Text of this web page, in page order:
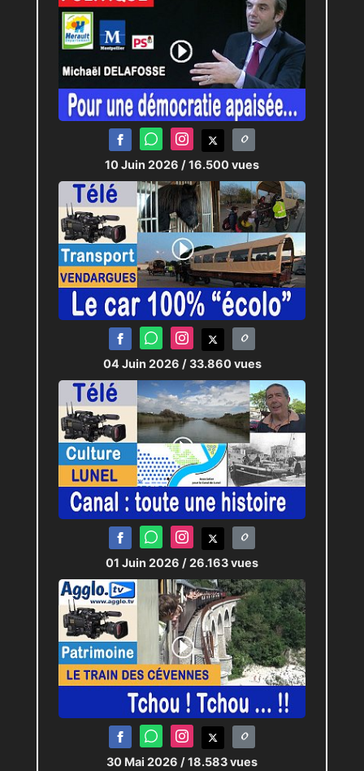
10 Juin 2026 / 16.500 vues
04 Juin 2026 / 33.860 vues
01 Juin 2026 / 26.163 vues
30 Mai 2026 / 18.583 vues